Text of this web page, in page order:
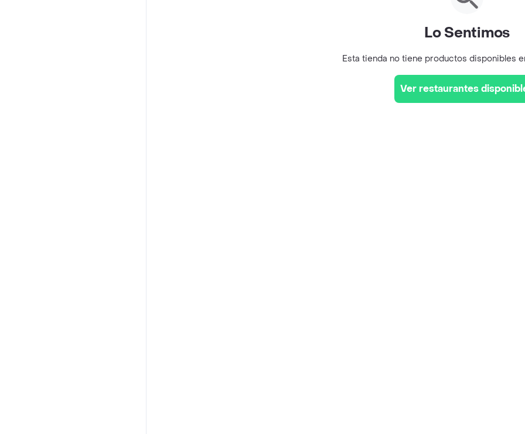
Lo Sentimos
Esta tienda no tiene productos disponibles
Ver restaurantes